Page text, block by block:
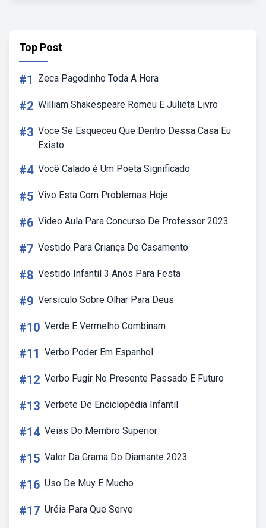
Top Post
#1 Zeca Pagodinho Toda A Hora
#2 William Shakespeare Romeu E Julieta Livro
#3 Voce Se Esqueceu Que Dentro Dessa Casa Eu
Existo
#4 Você Calado é Um Poeta Significado
#5 Vivo Esta Com Problemas Hoje
#6 Video Aula Para Concurso De Professor 2023
#7 Vestido Para Criança De Casamento
#8 Vestido Infantil 3 Anos Para Festa
#9 Versiculo Sobre Olhar Para Deus
#10 Verde E Vermelho Combinam
#11 Verbo Poder Em Espanhol
#12 Verbo Fugir No Presente Passado E Futuro
#13 Verbete De Enciclopédia Infantil
#14 Veias Do Membro Superior
#15 Valor Da Grama Do Diamante 2023
#16 Uso De Muy E Mucho
#17 Uréia Para Que Serve